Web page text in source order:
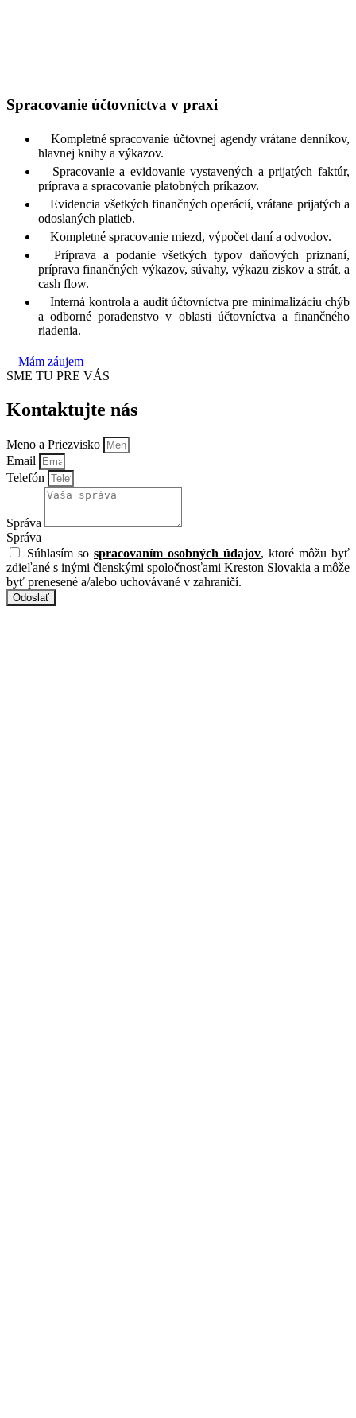
Spracovanie účtovníctva v praxi
Kompletné spracovanie účtovnej agendy vrátane denníkov,
hlavnej knihy a výkazov.
Spracovanie a evidovanie vystavených a prijatých faktúr,
príprava a spracovanie platobných príkazov.
Evidencia všetkých finančných operácií, vrátane prijatých a
odoslaných platieb.
Kompletné spracovanie miezd, výpočet daní a odvodov.
Príprava a podanie všetkých typov daňových priznaní,
príprava finančných výkazov, súvahy, výkazu ziskov a strát, a
cash flow.
Interná kontrola a audit účtovníctva pre minimalizáciu chýb
a odborné poradenstvo v oblasti účtovníctva a finančného
riadenia.
Mám záujem
SME TU PRE VÁS
Kontaktujte nás
Meno a Priezvisko
Email
Telefón
Správa
Správa
Súhlasím so spracovaním osobných údajov, ktoré môžu byť
zdieľané s inými členskými spoločnosťami Kreston Slovakia a môže
byť prenesené a/alebo uchovávané v zahraničí.
Odoslať